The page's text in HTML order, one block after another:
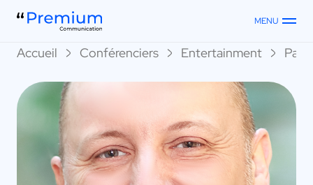
MENU
Accueil Conférenciers Entertainment